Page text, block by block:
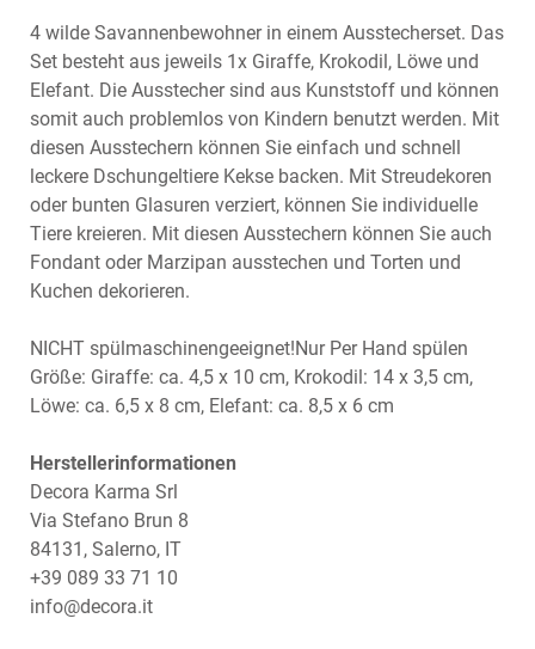
4 wilde Savannenbewohner in einem Ausstecherset. Das
Set besteht aus jeweils 1x Giraffe, Krokodil, Löwe und
Elefant. Die Ausstecher sind aus Kunststoff und können
somit auch problemlos von Kindern benutzt werden. Mit
diesen Ausstechern können Sie einfach und schnell
leckere Dschungeltiere Kekse backen. Mit Streudekoren
oder bunten Glasuren verziert, können Sie individuelle
Tiere kreieren. Mit diesen Ausstechern können Sie auch
Fondant oder Marzipan ausstechen und Torten und
Kuchen dekorieren.
NICHT spülmaschinengeeignet!Nur Per Hand spülen
Größe: Giraffe: ca. 4,5 x 10 cm, Krokodil: 14 x 3,5 cm,
Löwe: ca. 6,5 x 8 cm, Elefant: ca. 8,5 x 6 cm
Herstellerinformationen
Decora Karma Srl
Via Stefano Brun 8
84131, Salerno, IT
+39 089 33 71 10
info@decora.it